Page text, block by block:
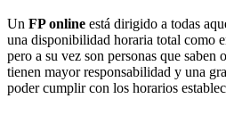
Un FP online está dirigido a todas
una disponibilidad horaria total como
pero a su vez son personas que saben
tienen mayor responsabilidad y una
poder cumplir con los horarios